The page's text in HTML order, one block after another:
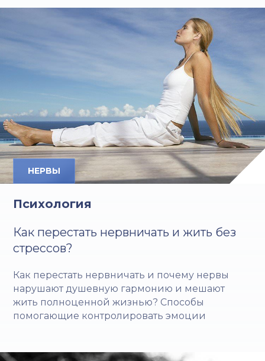
НЕРВЫ
Психология
Как перестать нервничать и жить без
стрессов?
Как перестать нервничать и почему нервы
нарушают душевную гармонию и мешают
жить полноценной жизнью? Способы
помогающие контролировать эмоции